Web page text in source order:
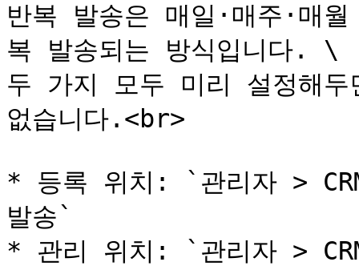
반복 발송은 매일·매주·매
복 발송되는 방식입니다. \
두 가지 모두 미리 설정해
없습니다.<br>
* 등록 위치: `관리자 >
발송`
* 관리 위치: `관리자 >